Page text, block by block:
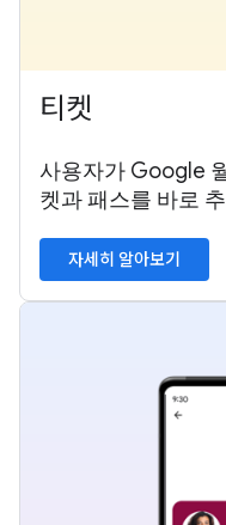
티켓
사용자가 Google
켓과 패스를 바로
자세히 알아보기